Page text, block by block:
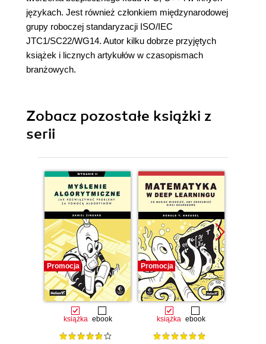
językach. Jest również członkiem międzynarodowej
grupy roboczej standaryzacji ISO/IEC
JTC1/SC22/WG14. Autor kilku dobrze przyjętych
książek i licznych artykułów w czasopismach
branżowych.
Zobacz pozostałe książki z
serii
Promocja
książka ebook
Promocja
książka ebook